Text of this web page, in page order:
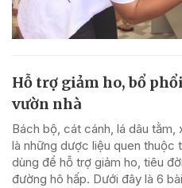
Hỗ trợ giảm ho, bổ
vườn nhà
Bách bộ, cát cánh, lá dâu tằm,
là những dược liệu quen
dùng để hỗ trợ giảm ho, tiêu
đường hô hấp. Dưới đây là 6